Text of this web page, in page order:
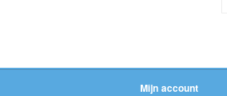
Mijn account